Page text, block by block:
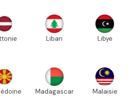
Liban Libye
Madagascar Malaisie